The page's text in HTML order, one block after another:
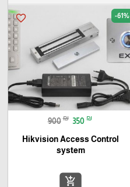
favorite_border -61%
900 ₪ 350 ₪
Hikvision Access Control
system
add_shopping_cart